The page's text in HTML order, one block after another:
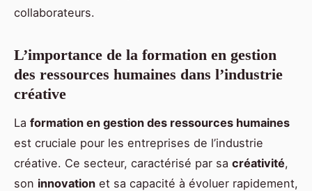
collaborateurs.
L’importance de la formation en gestion
des ressources humaines dans l’industrie
créative
La formation en gestion des ressources humaines
est cruciale pour les entreprises de l’industrie
créative. Ce secteur, caractérisé par sa créativité,
son innovation et sa capacité à évoluer rapidement,